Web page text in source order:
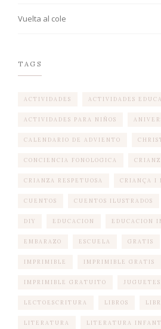
Vuelta al cole
TAGS
ACTIVIDADES ACTIVIDADES
ACTIVIDADES PARA NIÑOS
CALENDARIO DE ADVIENTO
CONCIENCIA FONOLOGICA
CRIANZA RESPETUOSA CRIANÇA I
CUENTOS CUENTOS ILUSTRADOS
DIY EDUCACION EDUCACION
EMBARAZO ESCUELA GRATIS
IMPRIMIBLE IMPRIMIBLE GRATIS
IMPRIMIBLE GRATUITO JUGUETES
LECTOESCRITURA LIBROS
LITERATURA LITERATURA